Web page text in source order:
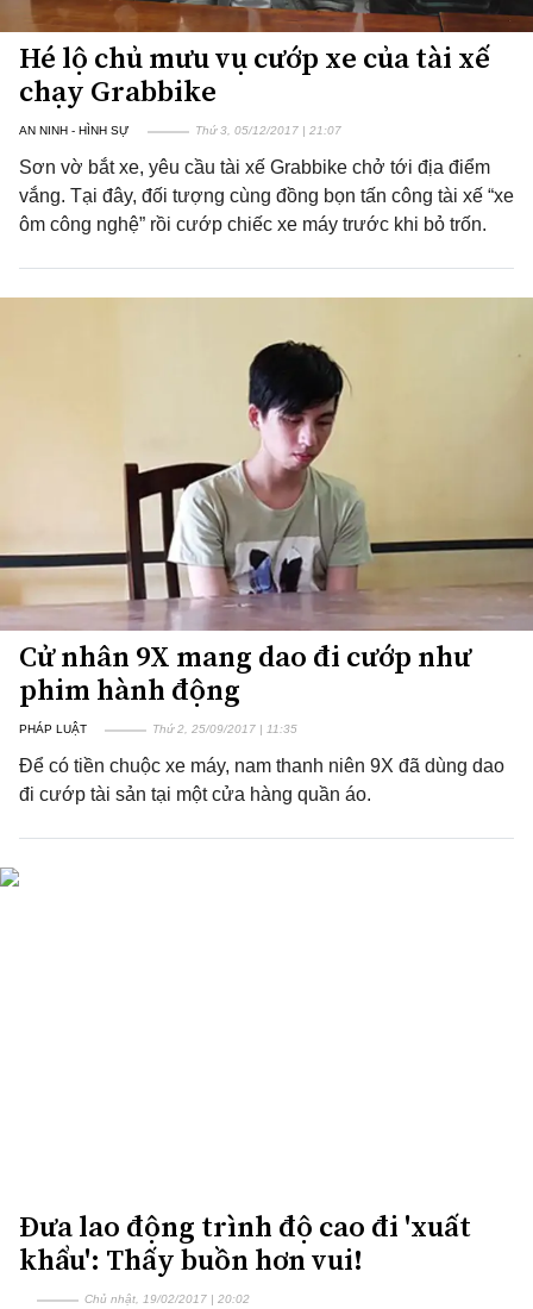
Hé lộ chủ mưu vụ cướp xe của tài xế
chạy Grabbike
AN NINH - HÌNH SỰ Thứ 3, 05/12/2017 | 21:07
Sơn vờ bắt xe, yêu cầu tài xế Grabbike chở tới địa điểm
vắng. Tại đây, đối tượng cùng đồng bọn tấn công tài xế “xe
ôm công nghệ” rồi cướp chiếc xe máy trước khi bỏ trốn.
Cử nhân 9X mang dao đi cướp như
phim hành động
PHÁP LUẬT Thứ 2, 25/09/2017 | 11:35
Để có tiền chuộc xe máy, nam thanh niên 9X đã dùng dao
đi cướp tài sản tại một cửa hàng quần áo.
Đưa lao động trình độ cao đi 'xuất
khẩu': Thấy buồn hơn vui!
Chủ nhật, 19/02/2017 | 20:02